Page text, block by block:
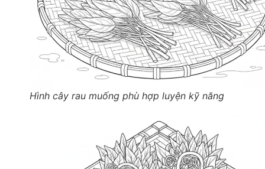
Hình cây rau muống phù hợp luyện kỹ năng